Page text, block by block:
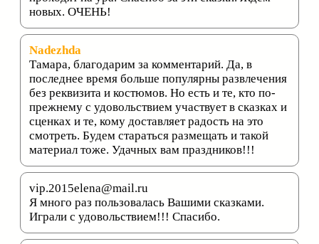
новых. ОЧЕНЬ!
Nadezhda
Тамара, благодарим за комментарий. Да, в
последнее время больше популярны развлечения
без реквизита и костюмов. Но есть и те, кто по-
прежнему с удовольствием участвует в сказках и
сценках и те, кому доставляет радость на это
смотреть. Будем стараться размещать и такой
материал тоже. Удачных вам праздников!!!
vip.2015elena@mail.ru
Я много раз пользовалась Вашими сказками.
Играли с удовольствием!!! Спасибо.